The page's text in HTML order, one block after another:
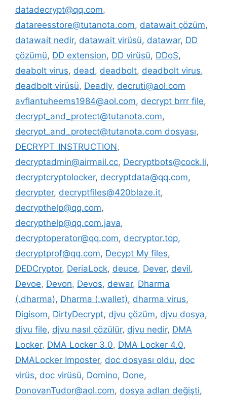
datadecrypt@qq.com,
datareesstore@tutanota.com, datawait çözüm,
datawait nedir, datawait virüsü, datawar, DD
çözümü, DD extension, DD virüsü, DDoS,
deabolt virus, dead, deadbolt, deadbolt virus,
deadbolt virüsü, Deadly, decruti@aol.com
avflantuheems1984@aol.com, decrypt brrr file,
decrypt_and_protect@tutanota.com,
decrypt_and_protect@tutanota.com dosyası,
DECRYPT_INSTRUCTION,
decryptadmin@airmail.cc, Decryptbots@cock.li,
decryptcryptolocker, decryptdata@qq.com,
decrypter, decryptfiles@420blaze.it,
decrypthelp@qq.com,
decrypthelp@qq.com.java,
decryptoperator@qq.com, decryptor.top,
decryptprof@qq.com, Decypt My files,
DEDCryptor, DeriaLock, deuce, Dever, devil,
Devoe, Devon, Devos, dewar, Dharma
(.dharma), Dharma (.wallet), dharma virus,
Digisom, DirtyDecrypt, djvu çözüm, djvu dosya,
djvu file, djvu nasıl çözülür, djvu nedir, DMA
Locker, DMA Locker 3.0, DMA Locker 4.0,
DMALocker Imposter, doc dosyası oldu, doc
virüs, doc virüsü, Domino, Done,
DonovanTudor@aol.com, dosya adları değişti,